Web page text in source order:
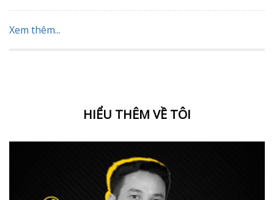
Xem thêm...
HIỂU THÊM VỀ TÔI